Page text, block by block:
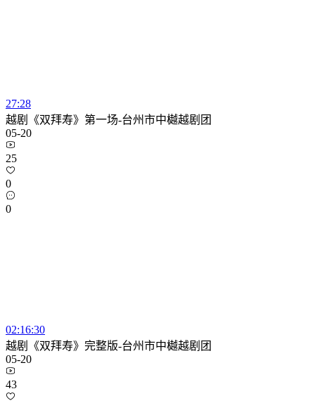
27:28
越剧《双拜寿》第一场-台州市中樾越剧团
05-20
25
0
0
02:16:30
越剧《双拜寿》完整版-台州市中樾越剧团
05-20
43